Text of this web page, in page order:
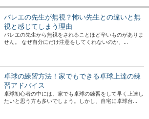
バレエの先生が無視？怖い先生との違いと無
視と感じてしまう理由
バレエの先生から無視をされることほど辛いものがありま
せん。 なぜ自分にだけ注意をしてくれないのか、...
卓球の練習方法！家でもできる卓球上達の練
習アドバイス
卓球初心者の中には、家でも卓球の練習をして早く上達し
たいと思う方も多いでしょう。しかし、自宅に卓球台...